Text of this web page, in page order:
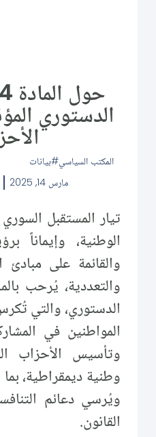
الدستوري
المكتب السياسي بيانات
مارس 14, 2025
تيار المستقبل
الوطنية، وإيماناً
والقائمة على مبادئ
الدستوري، والتي
المواطنين في
وتأسيس الأحزاب
وطنية ديمقراطية، بما
ويُرسي دعائم
القانون.